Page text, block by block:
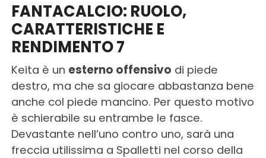
FANTACALCIO: RUOLO,
CARATTERISTICHE E
RENDIMENTO 7
Keita è un esterno offensivo di piede
destro, ma che sa giocare abbastanza bene
anche col piede mancino. Per questo motivo
è schierabile su entrambe le fasce.
Devastante nell’uno contro uno, sarà una
freccia utilissima a Spalletti nel corso della